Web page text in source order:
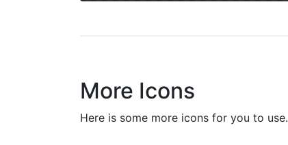
More Icons
here is some more icons for you to use.